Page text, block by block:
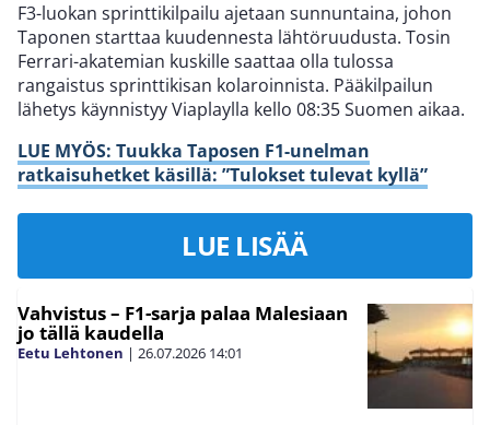
F3-luokan sprinttikilpailu ajetaan sunnuntaina, johon
Taponen starttaa kuudennesta lähtöruudusta. Tosin
Ferrari-akatemian kuskille saattaa olla tulossa
rangaistus sprinttikisan kolaroinnista. Pääkilpailun
lähetys käynnistyy Viaplaylla kello 08:35 Suomen aikaa.
LUE MYÖS: Tuukka Taposen F1-unelman
ratkaisuhetket käsillä: ”Tulokset tulevat kyllä”
LUE LISÄÄ
Vahvistus – F1-sarja palaa Malesiaan
jo tällä kaudella
Eetu Lehtonen | 26.07.2026 14:01